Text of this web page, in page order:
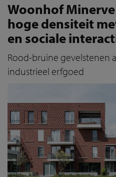
Woonhof
hoge densiteit
en sociale
Rood-bruine gevelstenen
industrieel erfgoed